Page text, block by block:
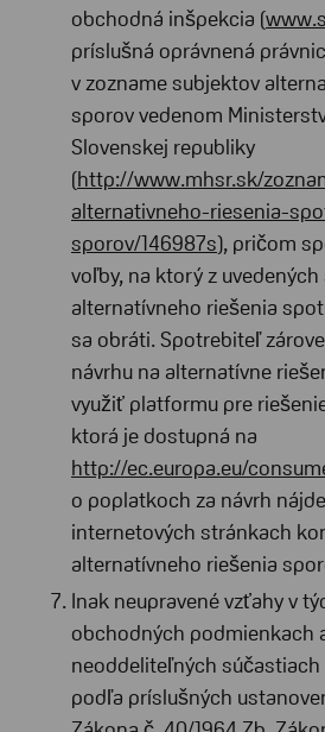
obchodná inšpekcia (
príslušná oprávnená
v zozname subjektov
sporov vedenom
Slovenskej republiky
(http://www.mhsr.sk/
alternativneho-riesenia-
sporov/146987s), pričom
voľby, na ktorý z
alternatívneho riešenia
sa obráti. Spotrebiteľ
návrhu na alternatívne
využiť platformu pre
ktorá je dostupná na
http://ec.europa.eu/
o poplatkoch za návrh
internetových stránkach
alternatívneho riešenia
Inak neupravené vzťahy v
obchodných podmienkach
neoddeliteľných súčastiach
podľa príslušných